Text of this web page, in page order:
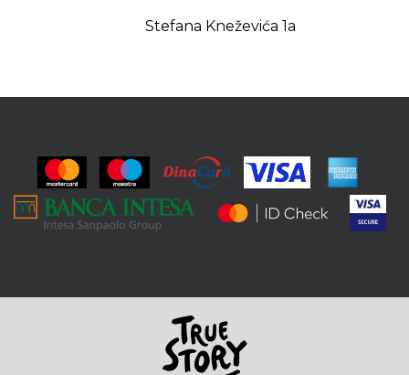
Stefana Kneževića 1a
Protein barovi
Čipsevi
Sušeno Voće
Paketi proizvoda
ENG